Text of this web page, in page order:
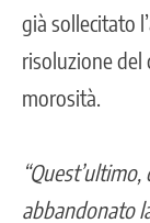
già sollecitato
risoluzione del
morosità.
abbandonato